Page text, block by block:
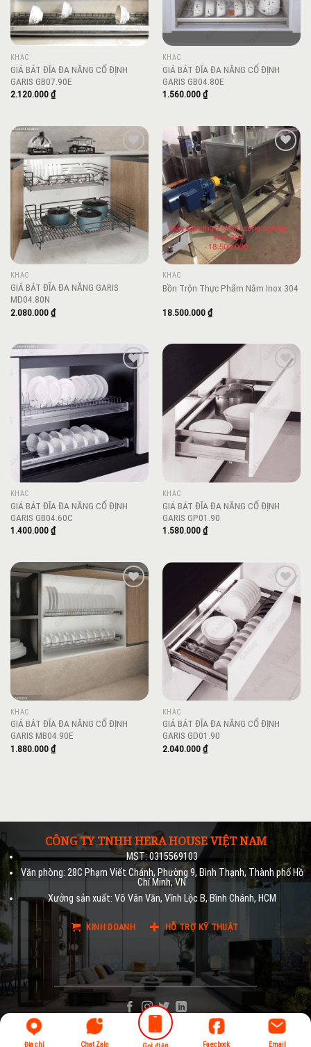
KHÁC
GIÁ BÁT ĐĨA ĐA NĂNG CỐ ĐỊNH
GARIS GB07.90E
2.120.000₫
KHÁC
GIÁ BÁT ĐĨA ĐA NĂNG CỐ ĐỊNH
GARIS GB04.80E
1.560.000₫
Add to
KHÁC
GIÁ BÁT ĐĨA ĐA NĂNG GARIS
MD04.80N
2.080.000₫
Add to
wishlist
KHÁC
Bồn Trộn Thực Phẩm Nằm Inox 304
18.500.000₫
KHÁC
GIÁ BÁT ĐĨA ĐA NĂNG CỐ ĐỊNH
GARIS GB04.60C
1.400.000₫
Add to
wishlist
KHÁC
GIÁ BÁT ĐĨA ĐA NĂNG CỐ ĐỊNH
GARIS GP01.90
1.580.000₫
wishlist
KHÁC
GIÁ BÁT ĐĨA ĐA NĂNG CỐ ĐỊNH
GARIS MB04.90E
1.880.000₫
Add to
wishlist
KHÁC
GIÁ BÁT ĐĨA ĐA NĂNG CỐ ĐỊNH
GARIS GD01.90
2.040.000₫
CÔNG TY TNHH HERA HOUSE VIỆT NAM
MST: 0315569103
Văn phòng: 28C Phạm Viết Chánh, Phường 9, Bình Thạnh, Thành phố Hồ
Chí Minh, VN
Xưởng sản xuất: Võ Vân Văn, Vĩnh Lộc B, Bình Chánh, HCM
KINH DOANH HỖ TRỢ KỸ THUẬT
Địa chỉ Chat Zalo Faecbook Email